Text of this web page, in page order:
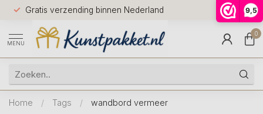
9,5
Gratis verzending binnen Nederland
Voor
huis
9.5
MENU
0
Home / Tags / wandbord vermeer